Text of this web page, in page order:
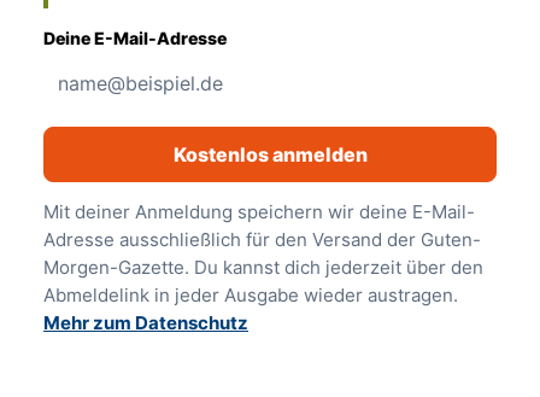
Deine E-Mail-Adresse
Kostenlos anmelden
Mit deiner Anmeldung speichern wir deine E-Mail-
Adresse ausschließlich für den Versand der Guten-
Morgen-Gazette. Du kannst dich jederzeit über den
Abmeldelink in jeder Ausgabe wieder austragen.
Mehr zum Datenschutz